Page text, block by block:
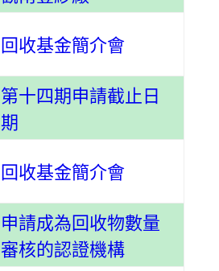
回收基金簡介會
第十四期申請截止日
期
回收基金簡介會
申請成為回收物數量
審核的認證機構